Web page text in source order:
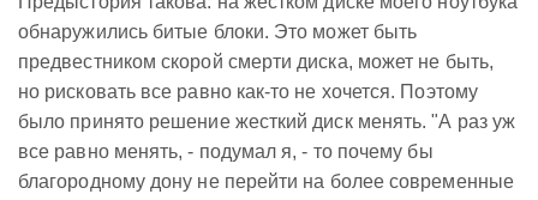
обнаружились битые блоки. Это может быть
предвестником скорой смерти диска, может не быть,
но рисковать все равно как-то не хочется. Поэтому
было принято решение жесткий диск менять. "А раз уж
все равно менять, - подумал я, - то почему бы
благородному дону не перейти на более современные